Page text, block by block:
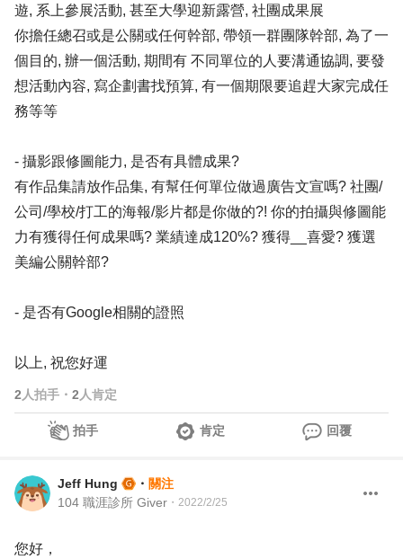
遊, 系上參展活動, 甚至大學迎新露營, 社團成果展
你擔任總召或是公關或任何幹部, 帶領一群團隊幹部, 為了一
個目的, 辦一個活動, 期間有 不同單位的人要溝通協調, 要發
想活動內容, 寫企劃書找預算, 有一個期限要追趕大家完成任
務等等
- 攝影跟修圖能力, 是否有具體成果?
有作品集請放作品集, 有幫任何單位做過廣告文宣嗎? 社團/
公司/學校/打工的海報/影片都是你做的?! 你的拍攝與修圖能
力有獲得任何成果嗎? 業績達成120%? 獲得__喜愛? 獲選
美編公關幹部?
- 是否有Google相關的證照
以上, 祝您好運
2 人拍手 ・ 2 人肯定
拍手 肯定 回覆
Jeff Hung ・ 關注
104 職涯診所 Giver ・ 2022/2/25
您好，